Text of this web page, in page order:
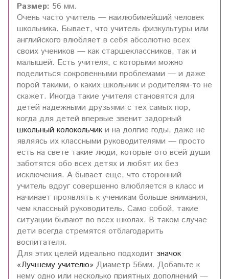
Размер: 56 мм.
Очень часто учитель — наилюбимейший человек
школьника. Бывает, что учитель физкультуры или
английского влюбляет в себя абсолютно всех
своих учеников — как старшеклассников, так и
малышей. Есть учителя, с которыми можно
поделиться сокровенными проблемами — и даже
порой такими, о каких школьник и родителям-то не
скажет. Иногда такие учителя становятся для
детей надежными друзьями с тех самых пор,
когда для детей впервые звенит задорный
школьный колокольчик и на долгие годы, даже не
являясь их классными руководителями — просто
есть на свете такие люди, которые ото всей души
заботятся обо всех детях и любят их без
исключения. А бывает еще, что сторонний
учитель вдруг совершенно влюбляется в класс и
начинает проявлять к ученикам больше внимания,
чем классный руководитель. Само собой, такие
ситуации бывают во всех школах. В таком случае
дети всегда стремятся отблагодарить
воспитателя.
Для этих целей идеально подходит значок
«Лучшему учителю» Диаметр 56мм. Добавьте к
нему одно или несколько приятных дополнений —